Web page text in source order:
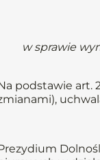
w sprawie
podstawie art.